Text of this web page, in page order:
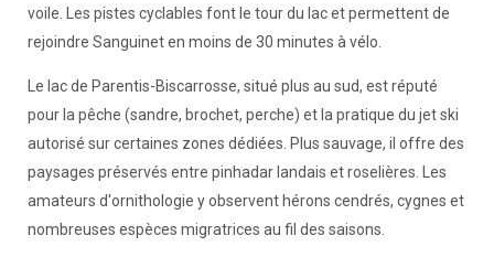
voile. Les pistes cyclables font le tour du lac et permettent de
rejoindre Sanguinet en moins de 30 minutes à vélo.
Le lac de Parentis-Biscarrosse, situé plus au sud, est réputé
pour la pêche (sandre, brochet, perche) et la pratique du jet ski
autorisé sur certaines zones dédiées. Plus sauvage, il offre des
paysages préservés entre pinhadar landais et roselières. Les
amateurs d'ornithologie y observent hérons cendrés, cygnes et
nombreuses espèces migratrices au fil des saisons.